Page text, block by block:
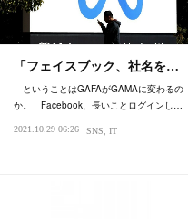
「フェイスブック、社名を…
ということはGAFAがGAMAに変わるの
か。 Facebook、長いことログインし…
2021.10.29 06:26 SNS IT